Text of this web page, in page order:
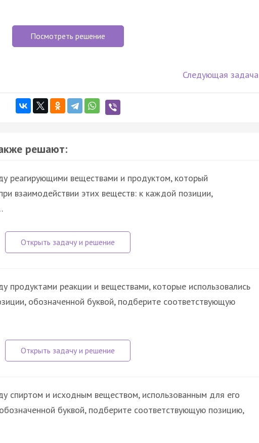
Посмотреть решение
Следующая задача
решают:
реагирующими веществами и продуктом, который
взаимодействии этих веществ: к каждой позиции,
продуктами реакции и веществами, которые использовались
обозначенной буквой, подберите соответствующую
спиртом и исходным веществом, использованным для его
буквой, подберите соответствующую позицию,